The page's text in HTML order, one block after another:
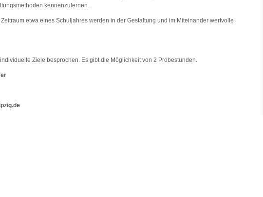
kennenzulernen.
etwa eines Schuljahres werden in der Gestaltung und im Miteinander wertvolle
Ziele besprochen. Es gibt die Möglichkeit von 2 Probestunden.